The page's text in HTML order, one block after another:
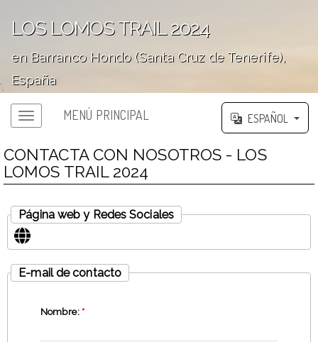
LOS LOMOS TRAIL 2024
en Barranco Hondo (Santa Cruz de Tenerife),
España
';
MENÚ PRINCIPAL ESPAÑOL
CONTACTA CON NOSOTROS - LOS
LOMOS TRAIL 2024
Página web y Redes Sociales
E-mail de contacto
Nombre: *